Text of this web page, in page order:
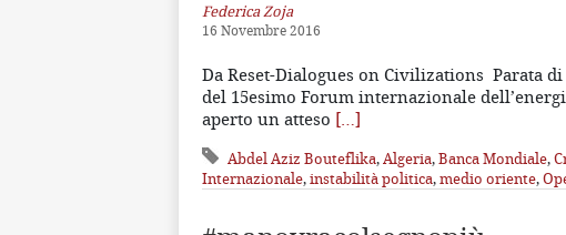
Federica Zoja
16 Novembre 2016
Da Reset-Dialogues on Civilizations Parata
del 15esimo Forum internazionale
aperto un atteso […]
Abdel Aziz Bouteflika,Algeria,Banca Mondiale,
Internazionale,instabilità politica,medio oriente,